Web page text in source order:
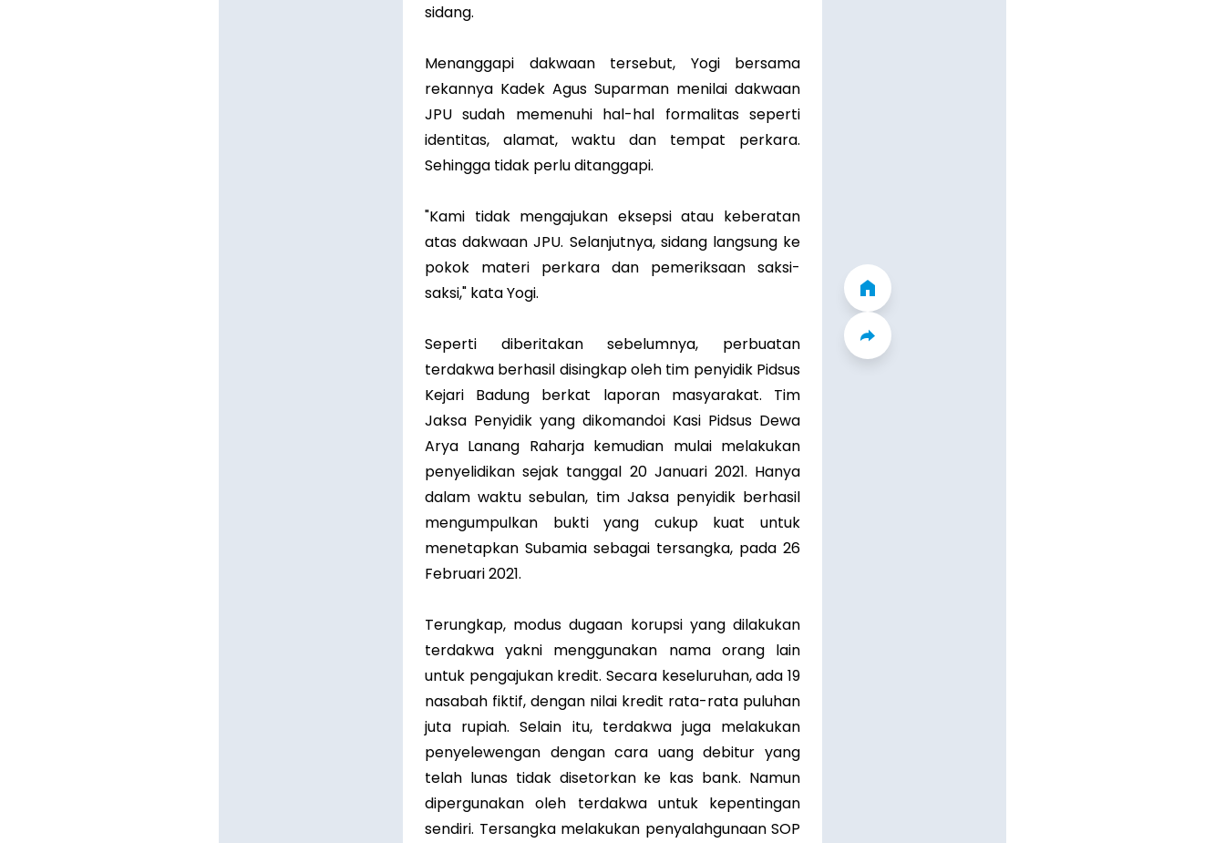
sidang.
Menanggapi dakwaan tersebut, Yogi bersama
rekannya Kadek Agus Suparman menilai dakwaan
JPU sudah memenuhi hal-hal formalitas seperti
identitas, alamat, waktu dan tempat perkara.
Sehingga tidak perlu ditanggapi.
"Kami tidak mengajukan eksepsi atau keberatan
atas dakwaan JPU. Selanjutnya, sidang langsung ke
pokok materi perkara dan pemeriksaan saksi-
saksi," kata Yogi.
Seperti diberitakan sebelumnya, perbuatan
terdakwa berhasil disingkap oleh tim penyidik Pidsus
Kejari Badung berkat laporan masyarakat. Tim
Jaksa Penyidik yang dikomandoi Kasi Pidsus Dewa
Arya Lanang Raharja kemudian mulai melakukan
penyelidikan sejak tanggal 20 Januari 2021. Hanya
dalam waktu sebulan, tim Jaksa penyidik berhasil
mengumpulkan bukti yang cukup kuat untuk
menetapkan Subamia sebagai tersangka, pada 26
Februari 2021.
Terungkap, modus dugaan korupsi yang dilakukan
terdakwa yakni menggunakan nama orang lain
untuk pengajukan kredit. Secara keseluruhan, ada 19
nasabah fiktif, dengan nilai kredit rata-rata puluhan
juta rupiah. Selain itu, terdakwa juga melakukan
penyelewengan dengan cara uang debitur yang
telah lunas tidak disetorkan ke kas bank. Namun
dipergunakan oleh terdakwa untuk kepentingan
sendiri. Tersangka melakukan penyalahgunaan SOP